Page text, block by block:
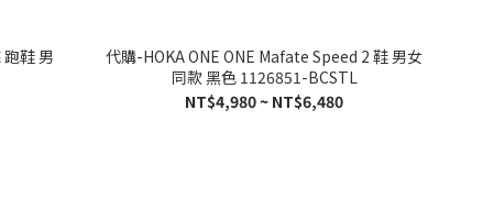
代購-HOKA ONE ONE Mafate Speed 2 鞋 男女
同款 黑色 1126851-BCSTL
NT$4,980 ~ NT$6,480